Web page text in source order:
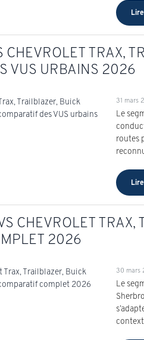
CHEVROLET TRAX,
VUS URBAINS 2026
31 mars
Le
routes
CHEVROLET
2026
30 mars
Le